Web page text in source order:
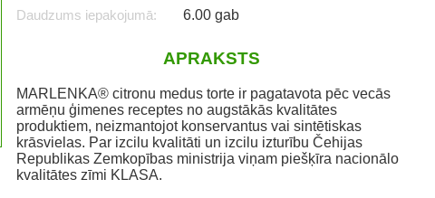
Daudzums iepakojumā: 6.00 gab
APRAKSTS
MARLENKA® citronu medus torte ir pagatavota pēc vecās
armēņu ģimenes receptes no augstākās kvalitātes
produktiem, neizmantojot konservantus vai sintētiskas
krāsvielas. Par izcilu kvalitāti un izcilu izturību Čehijas
Republikas Zemkopības ministrija viņam piešķīra nacionālo
kvalitātes zīmi KLASA.